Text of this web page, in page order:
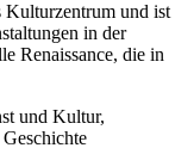
Kulturzentrum und ist
in der
Renaissance, die in
und Kultur,